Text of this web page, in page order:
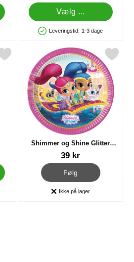
Vælg ...
Produkttilgængelighed: På lager
Leveringstid: 1-3 dage
Børn som favorit
Shimmer og Shine Glitter
Friends Paptallerkener
39 kr
Følg
, Shimmer og Shine Glitter
Produkttilgængelighed:
Ikke på lager
Markér shimmer og Shine Glitter